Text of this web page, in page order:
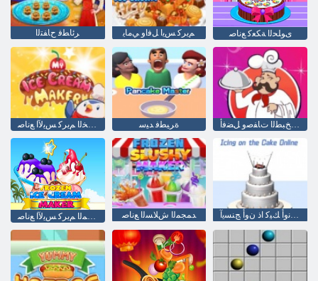
ﺮﺋﺎﻄﻓ ﺡﺎﻔﺘﻟﺍ ﻢﻳﺮﻛ ﺲﻳﺍ ﻞﻓﺍﻭ ﻲﻣﺎﻳ ﻯﻮﻠﺤﻟﺍ ﺔﻜﻌﻛ ﻊﻧﺎﺻ
ﻲﺑ ﺹﺎﺨﻟﺍ ﻢﻳﺮﻛ ﺲﻳﻵ ﺍ ﻊﻧﺎﺻ ﺓﺮﻴﻄﻓ ﺪﻴﺳ ﻢﻟﺎﻌﻟﺍ ﻲﻓ ﺦﺒﻄﻟﺍ ﺕﺎﻔﺻﻭ ﻞﻀﻓﺃ
ﺪﻤﺠﻤﻟﺍ ﺵﻼ ﺴﻟﺍ ﻊﻧﺎﺻ ﻦﻳﻼ ﻧﻭﺃ ﻚﻴﻛ ﺍﺫ ﻥﻭﺃ ﺞﻨﺴﻳﺁ